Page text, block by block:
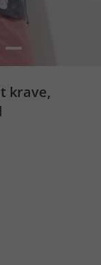
7
krave,